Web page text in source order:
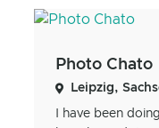
Photo Chato
Leipzig,
I have been